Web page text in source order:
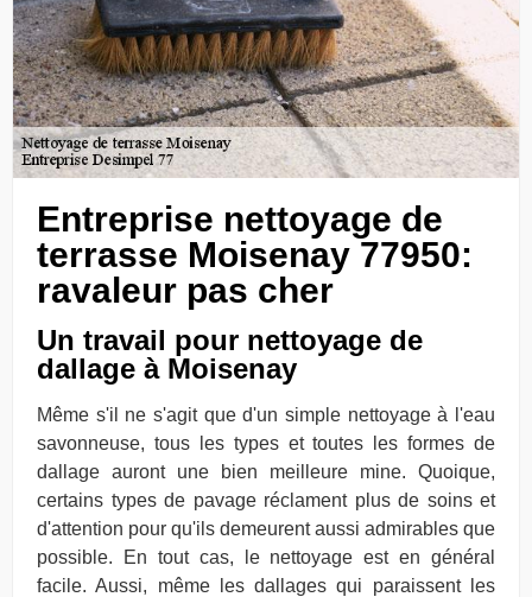
Entreprise nettoyage de
terrasse Moisenay 77950:
ravaleur pas cher
Un travail pour nettoyage de
dallage à Moisenay
Même s'il ne s'agit que d'un simple nettoyage à l'eau
savonneuse, tous les types et toutes les formes de
dallage auront une bien meilleure mine. Quoique,
certains types de pavage réclament plus de soins et
d'attention pour qu'ils demeurent aussi admirables que
possible. En tout cas, le nettoyage est en général
facile. Aussi, même les dallages qui paraissent les